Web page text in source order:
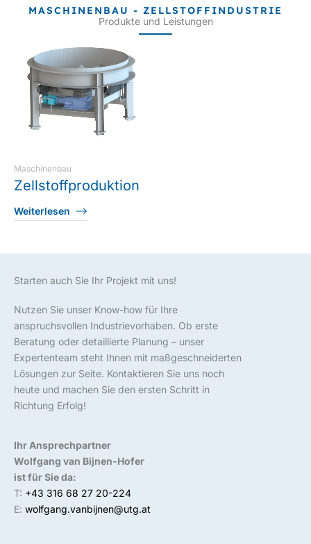
MASCHINENBAU - ZELLSTOFFINDUSTRIE
Produkte und Leistungen
Maschinenbau
Zellstoffproduktion
Weiterlesen
Starten auch Sie Ihr Projekt mit uns!
Nutzen Sie unser Know-how für Ihre
anspruchsvollen Industrievorhaben. Ob erste
Beratung oder detaillierte Planung – unser
Expertenteam steht Ihnen mit maßgeschneiderten
Lösungen zur Seite. Kontaktieren Sie uns noch
heute und machen Sie den ersten Schritt in
Richtung Erfolg!
Ihr Ansprechpartner
Wolfgang van Bijnen-Hofer
ist für Sie da:
T: +43 316 68 27 20-224
E: wolfgang.vanbijnen@utg.at